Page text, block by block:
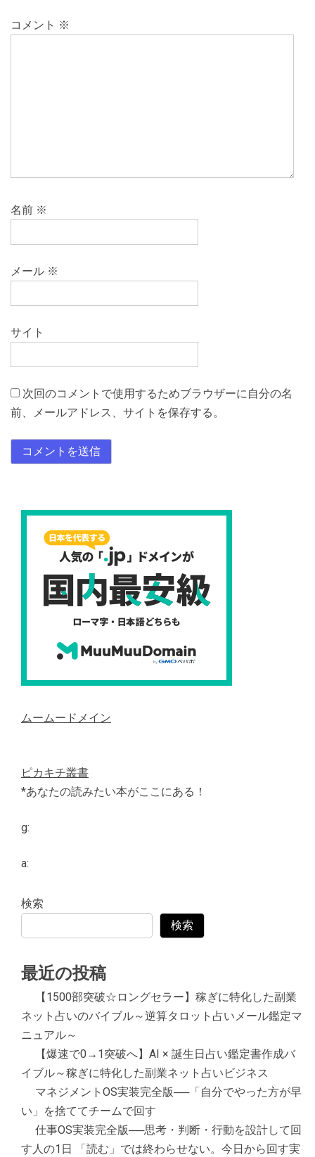
コメント ※
名前 ※
メール ※
サイト
次回のコメントで使用するためブラウザーに自分の名
前、メールアドレス、サイトを保存する。
ムームードメイン
ピカキチ叢書
*あなたの読みたい本がここにある！
g:
a:
検索
検索
最近の投稿
【1500部突破☆ロングセラー】稼ぎに特化した副業
ネット占いのバイブル～逆算タロット占いメール鑑定マ
ニュアル～
【爆速で0→1突破へ】AI × 誕生日占い鑑定書作成バ
イブル～稼ぎに特化した副業ネット占いビジネス
マネジメントOS実装完全版──「自分でやった方が早
い」を捨ててチームで回す
仕事OS実装完全版──思考・判断・行動を設計して回
す人の1日 「読む」では終わらせない。今日から回す実